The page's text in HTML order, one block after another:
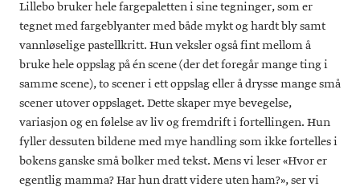
Lillebo bruker hele fargepaletten i sine tegninger, som er
tegnet med fargeblyanter med både mykt og hardt bly samt
vannløselige pastellkritt. Hun veksler også fint mellom å
bruke hele oppslag på én scene (der det foregår mange ting i
samme scene), to scener i ett oppslag eller å drysse mange små
scener utover oppslaget. Dette skaper mye bevegelse,
variasjon og en følelse av liv og fremdrift i fortellingen. Hun
fyller dessuten bildene med mye handling som ikke fortelles i
bokens ganske små bolker med tekst. Mens vi leser «Hvor er
egentlig mamma? Har hun dratt videre uten ham?», ser vi